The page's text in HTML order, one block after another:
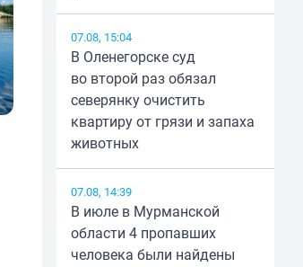
07.08, 15:04
В Оленегорске суд
во второй раз обязал
северянку очистить
квартиру от грязи и запаха
животных
07.08, 14:39
В июле в Мурманской
области 4 пропавших
человека были найдены